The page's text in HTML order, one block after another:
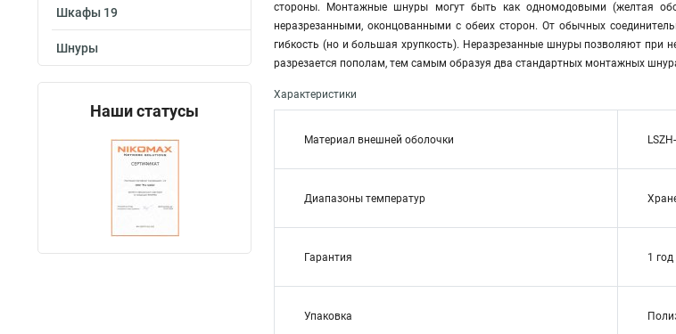
Шкафы 19
Шнуры
Наши статусы
стороны. Монтажные шнуры могут быть как одномодовыми (желтая
неразрезанными, оконцованными с обеих сторон. От обычных
гибкость (но и большая хрупкость). Неразрезанные шнуры позволяют при
разрезается пополам, тем самым образуя два стандартных монтажных
Характеристики
Материал внешней оболочки
Диапазоны температур
Гарантия 1 год
Упаковка